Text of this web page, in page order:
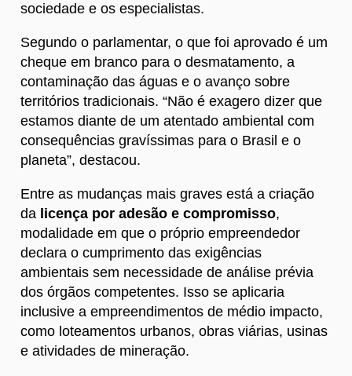
sociedade e os especialistas.
Segundo o parlamentar, o que foi aprovado é um
cheque em branco para o desmatamento, a
contaminação das águas e o avanço sobre
territórios tradicionais. “Não é exagero dizer que
estamos diante de um atentado ambiental com
consequências gravíssimas para o Brasil e o
planeta”, destacou.
Entre as mudanças mais graves está a criação
da licença por adesão e compromisso,
modalidade em que o próprio empreendedor
declara o cumprimento das exigências
ambientais sem necessidade de análise prévia
dos órgãos competentes. Isso se aplicaria
inclusive a empreendimentos de médio impacto,
como loteamentos urbanos, obras viárias, usinas
e atividades de mineração.